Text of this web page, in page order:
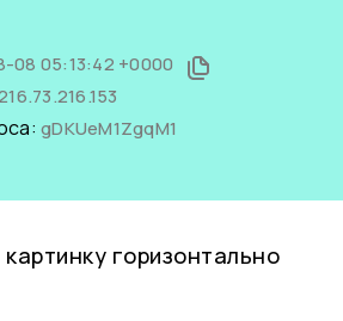
08 05:13:42 +0000
gDKUeM1ZgqM1
горизонтально